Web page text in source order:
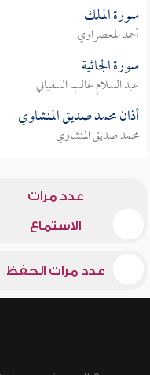
سورة الملك
أحمد المعصراوي
سورة الجاثية
عبد السلام غالب السفياني
أذان محمد صديق المنشاوي
محمد صديق المنشاوي
عدد مرات
الاستماع
عدد مرات الحفظ